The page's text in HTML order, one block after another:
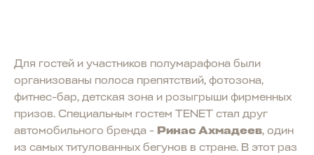
Для гостей и участников полумарафона были
организованы полоса препятствий, фотозона,
фитнес-бар, детская зона и розыгрыши фирменных
призов. Специальным гостем TENET стал друг
автомобильного бренда - Ринас Ахмадеев, один
из самых титулованных бегунов в стране. В этот раз